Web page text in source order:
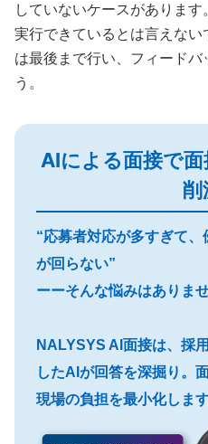
していないケースがありま
実行できているとは言えな
は最後まで行い、フィードバ
う。
AIによる面接で
削
“応募者対応が多すぎて
が回らない”
ーーそんな悩みはありま
NALYSYS AI面接は、採
したAIが回答を深掘り。
現場の負担を最小化します